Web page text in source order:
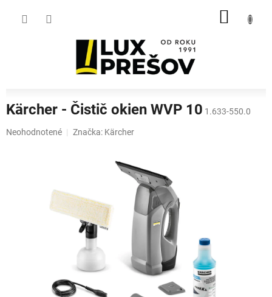
Kärcher - Čistič okien WVP 10 1.633-550.0
Priemerné
Neohodnotené Značka: Kärcher